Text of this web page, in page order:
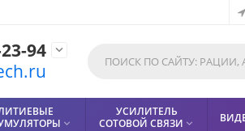
94


УСИЛИТЕЛЬ
СОТОВОЙ СВЯЗИ 